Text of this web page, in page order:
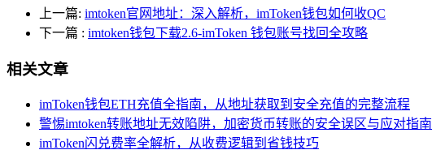
上一篇: imtoken官网地址：深入解析，imToken钱包如何收QC
下一篇 : imtoken钱包下载2.6-imToken 钱包账号找回全攻略
相关文章
imToken钱包ETH充值全指南，从地址获取到安全充值的完整流程
警惕imtoken转账地址无效陷阱，加密货币转账的安全误区与应对指南
imToken闪兑费率全解析，从收费逻辑到省钱技巧